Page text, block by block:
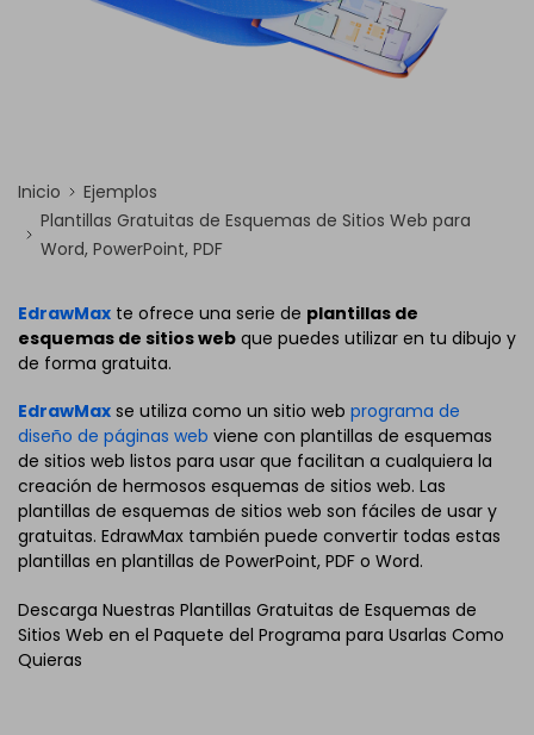
Inicio
Ejemplos
Plantillas Gratuitas de Esquemas de Sitios Web para
Word, PowerPoint, PDF
EdrawMax te ofrece una serie de plantillas de
esquemas de sitios web que puedes utilizar en tu dibujo y
de forma gratuita.
EdrawMax se utiliza como un sitio web programa de
diseño de páginas web viene con plantillas de esquemas
de sitios web listos para usar que facilitan a cualquiera la
creación de hermosos esquemas de sitios web. Las
plantillas de esquemas de sitios web son fáciles de usar y
gratuitas. EdrawMax también puede convertir todas estas
plantillas en plantillas de PowerPoint, PDF o Word.
Descarga Nuestras Plantillas Gratuitas de Esquemas de
Sitios Web en el Paquete del Programa para Usarlas Como
Quieras